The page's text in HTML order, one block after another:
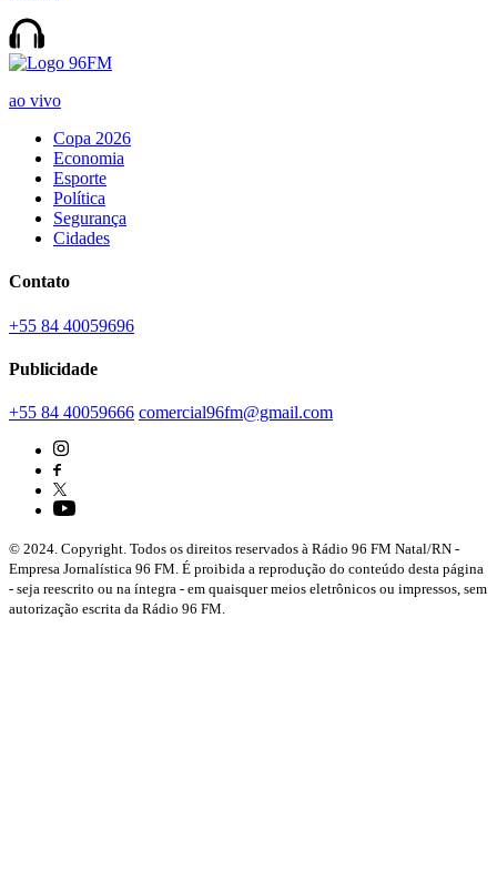
ao vivo
Copa 2026
Economia
Esporte
Política
Segurança
Cidades
Contato
+55 84 40059696
Publicidade
+55 84 40059666 comercial96fm@gmail.com
© 2024. Copyright. Todos os direitos reservados à Rádio 96 FM Natal/RN -
Empresa Jornalística 96 FM. É proibida a reprodução do conteúdo desta página
- seja reescrito ou na íntegra - em quaisquer meios eletrônicos ou impressos, sem
autorização escrita da Rádio 96 FM.